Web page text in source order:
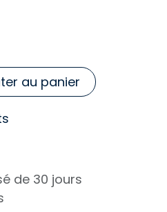
au panier
de 30 jours